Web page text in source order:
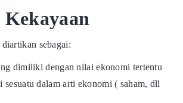
sebagai:
dimiliki dengan nilai ekonomi tertentu
sesuatu dalam arti ekonomi ( saham, dll